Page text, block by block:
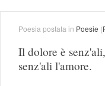
Poesia postata in Poesie (
Il dolore è senz'ali,
senz'ali l'amore.